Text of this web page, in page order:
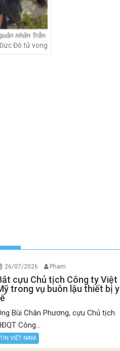
Đô tử vong
26/07/2026 Pham
cựu Chủ tịch Công ty Việt
trong vụ buôn lậu thiết bị y
Bùi Chân Phương, cựu Chủ tịch
Công...
TIN VIỆT NAM